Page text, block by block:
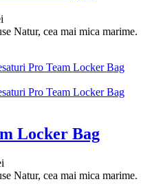
Natur, cea mai mica marime.
Locker Bag
Natur, cea mai mica marime.